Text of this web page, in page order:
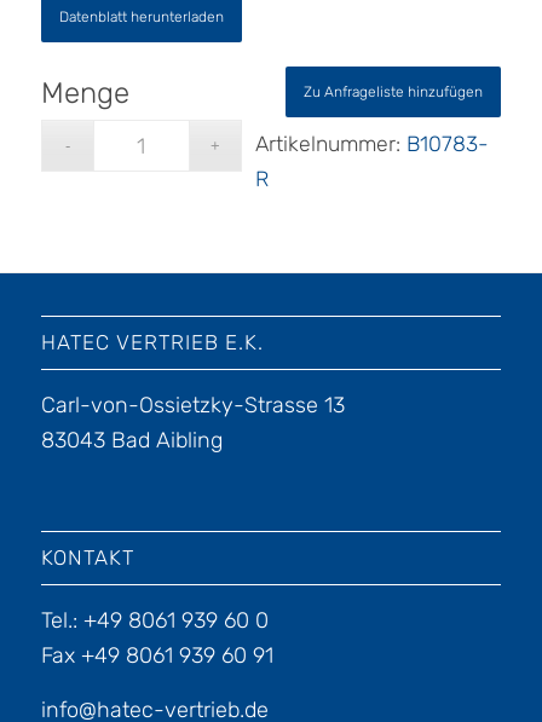
Datenblatt herunterladen
Zu Anfrageliste hinzufügen
Artikelnummer: B10783-
R
HATEC VERTRIEB E.K.
Carl-von-Ossietzky-Strasse 13
83043 Bad Aibling
KONTAKT
Tel.: +49 8061 939 60 0
Fax +49 8061 939 60 91
info@hatec-vertrieb.de